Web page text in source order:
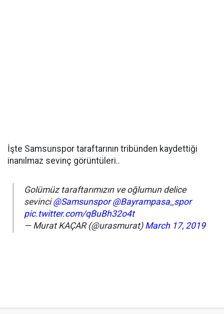
İşte Samsunspor taraftarının tribünden kaydettiği
inanılmaz sevinç görüntüleri..
Golümüz taraftarımızın ve oğlumun delice
sevinci@Samsunspor @Bayrampasa_spor
pic.twitter.com/qBuBh32o4t
— Murat KAÇAR (@urasmurat) March 17, 2019